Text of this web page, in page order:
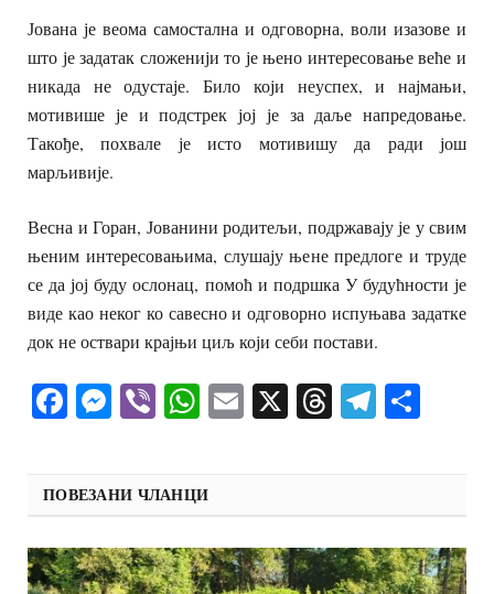
Јована је веома самостална и одговорна, воли изазове и
што је задатак сложенији то је њено интересовање веће и
никада не одустаје. Било који неуспех, и најмањи,
мотивише је и подстрек јој је за даље напредовање.
Такође, похвале је исто мотивишу да ради још
марљивије.
Весна и Горан, Јованини родитељи, подржавају је у свим
њеним интересовањима, слушају њене предлоге и труде
се да јој буду ослонац, помоћ и подршка У будућности је
виде као неког ко савесно и одговорно испуњава задатке
док не оствари крајњи циљ који себи постави.
Facebook
Messenger
ViberWhatsApp
Email
X Threads
ПОВЕЗАНИ ЧЛАНЦИ